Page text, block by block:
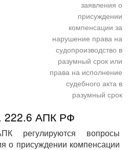
заявления о
присуждении
компенсации за
нарушение права на
судопроизводство в
разумный срок или
права на исполнение
судебного акта в
разумный срок
222.6 АПК РФ
вопросы
о присуждении компенсации